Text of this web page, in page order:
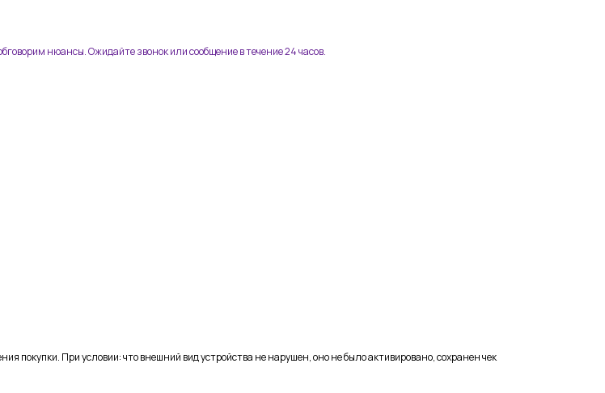
нюансы. Ожидайте звонок или сообщение в течение 24 часов.
покупки. При условии: что внешний вид устройства не нарушен, оно не было активировано, сохранен чек